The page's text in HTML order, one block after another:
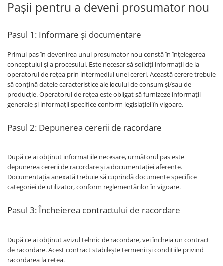
Panouri portabile
Statii energie portabile
Diverse
Electrice
Intrerupatoare si prize
Dulapuri pentru cablare
structurata
Sigurante
Tablouri electrice
Laptop & PC accesorii, baterii,
cabluri USB, prelungitoare USB
Cablu de date si Adaptoare
Acumulatori
Diverse
Pașii pentru a deveni prosumator nou
Pasul 1: Informare și documentare
Primul pas în devenirea unui prosumator nou constă în înțelegerea
conceptului și a procesului. Este necesar să soliciți informații de la
operatorul de rețea prin intermediul unei cereri. Această cerere trebuie
să conțină datele caracteristice ale locului de consum și/sau de
producție. Operatorul de rețea este obligat să furnizeze informații
generale și informații specifice conform legislației în vigoare.
Pasul 2: Depunerea cererii de racordare
După ce ai obținut informațiile necesare, următorul pas este
depunerea cererii de racordare și a documentației aferente.
Documentația anexată trebuie să cuprindă documente specifice
categoriei de utilizator, conform reglementărilor în vigoare.
Pasul 3: Încheierea contractului de racordare
După ce ai obținut avizul tehnic de racordare, vei încheia un contract
de racordare. Acest contract stabilește termenii și condițiile privind
racordarea la rețea.